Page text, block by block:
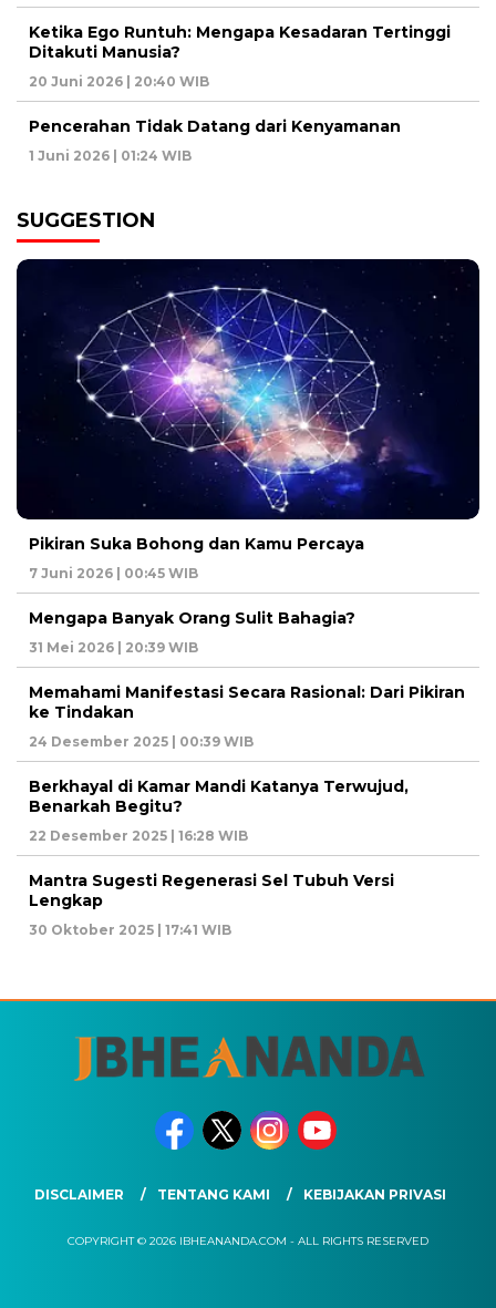
Ketika Ego Runtuh: Mengapa Kesadaran Tertinggi
Ditakuti Manusia?
20 Juni 2026 | 20:40 WIB
Pencerahan Tidak Datang dari Kenyamanan
1 Juni 2026 | 01:24 WIB
SUGGESTION
Pikiran Suka Bohong dan Kamu Percaya
7 Juni 2026 | 00:45 WIB
Mengapa Banyak Orang Sulit Bahagia?
31 Mei 2026 | 20:39 WIB
Memahami Manifestasi Secara Rasional: Dari Pikiran
ke Tindakan
24 Desember 2025 | 00:39 WIB
Berkhayal di Kamar Mandi Katanya Terwujud,
Benarkah Begitu?
22 Desember 2025 | 16:28 WIB
Mantra Sugesti Regenerasi Sel Tubuh Versi
Lengkap
30 Oktober 2025 | 17:41 WIB
DISCLAIMER TENTANG KAMI KEBIJAKAN PRIVASI
COPYRIGHT © 2026 IBHEANANDA.COM - ALL RIGHTS RESERVED